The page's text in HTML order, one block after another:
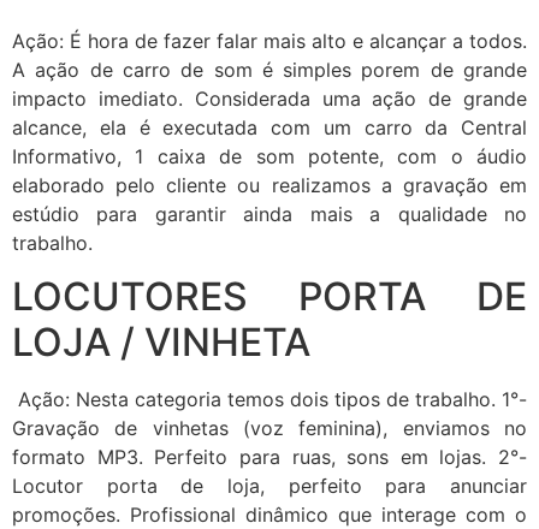
Ação: É hora de fazer falar mais alto e alcançar a todos.
A ação de carro de som é simples porem de grande
impacto imediato. Considerada uma ação de grande
alcance, ela é executada com um carro da Central
Informativo, 1 caixa de som potente, com o áudio
elaborado pelo cliente ou realizamos a gravação em
estúdio para garantir ainda mais a qualidade no
trabalho.
LOCUTORES PORTA DE
LOJA / VINHETA
Ação: Nesta categoria temos dois tipos de trabalho. 1°-
Gravação de vinhetas (voz feminina), enviamos no
formato MP3. Perfeito para ruas, sons em lojas. 2°-
Locutor porta de loja, perfeito para anunciar
promoções. Profissional dinâmico que interage com o